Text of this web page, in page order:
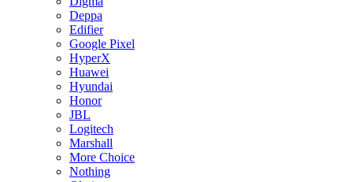
Deppa
Edifier
Google Pixel
HyperX
Huawei
Hyundai
Honor
JBL
Logitech
Marshall
More Choice
Nothing